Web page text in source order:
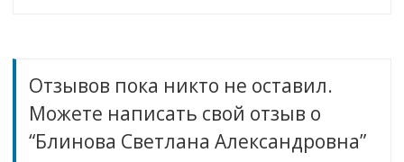
Отзывов пока никто не оставил.
Можете написать свой отзыв о
“Блинова Светлана Александровна”